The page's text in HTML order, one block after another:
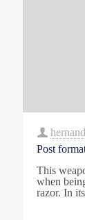
Post
This
when
razor. In